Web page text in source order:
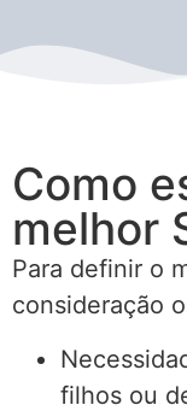
Como
melhor
Para definir o
consideração
filhos ou